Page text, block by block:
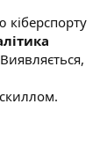
кіберспорту